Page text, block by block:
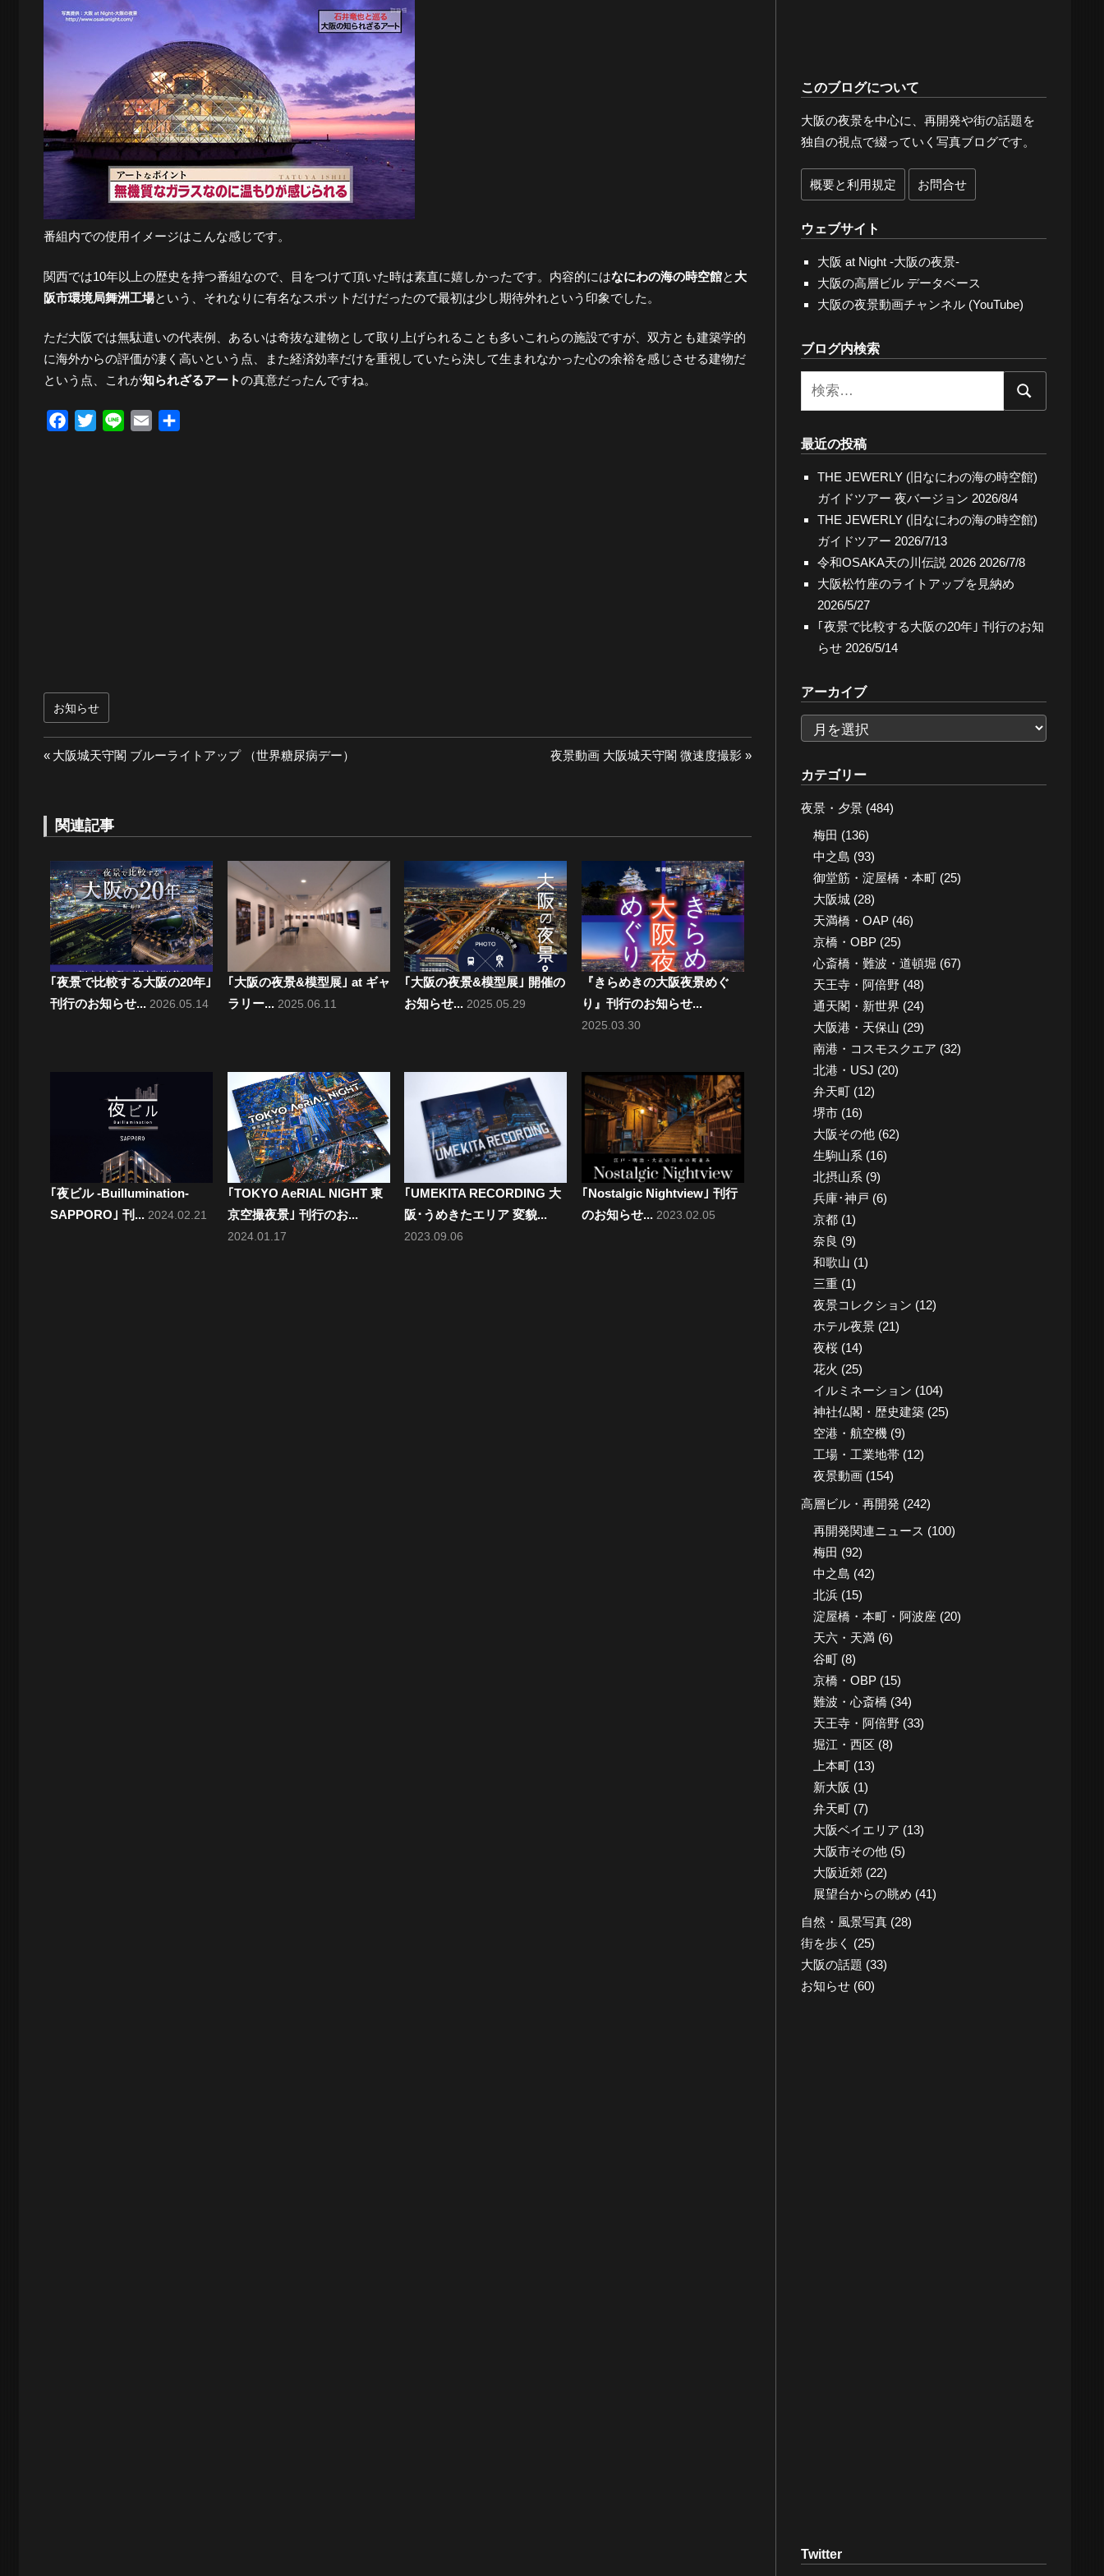
ロ
グ
-
大
阪
の
探
訪-
番組内での使用イメージはこんな感じです。
関西では10年以上の歴史を持つ番組なので、目をつけて頂いた時は素直に嬉しかったです。内容的にはなにわの海の時空館と 大
阪市環境局舞洲工場という、それなりに有名なスポットだけだったので最初は少し期待外れという印象でした。
ただ大阪では無駄遣いの代表例、あるいは奇抜な建物として取り上げられることも多いこれらの施設ですが、双方とも建築学的
に海外からの評価が凄く高いという点、また経済効率だけを重視していたら決して生まれなかった心の余裕を感じさせる建物だ
という点、これが知られざるアートの真意だったんですね。
Facebook
TwitterLine Email
お知らせ
投
ナ
ビ
ゲ
ー
シ
ョ
ン
前
稿:
大阪城天守閣 ブルーライトアップ （世界糖尿病デー）
次
夜景動画 大阪城天守閣 微速度撮影
関連記事
｢夜景で比較する大阪の20年｣
刊行のお知らせ... 2026.05.14
｢大阪の夜景&模型展｣ at ギャ
ラリー... 2025.06.11
｢大阪の夜景&模型展｣ 開催の
お知らせ... 2025.05.29
『きらめきの大阪夜景めぐ
り』刊行のお知らせ...
2025.03.30
｢夜ビル -Buillumination-
SAPPORO｣ 刊... 2024.02.21
｢TOKYO AeRIAL NIGHT 東
京空撮夜景｣ 刊行のお...
2024.01.17
｢UMEKITA RECORDING 大
阪･うめきたエリア 変貌...
2023.09.06
｢Nostalgic Nightview｣ 刊行
のお知らせ... 2023.02.05
このブログについて
大阪の夜景を中心に、再開発や街の話題を
独自の視点で綴っていく写真ブログです。
概要と利用規定 お問合せ
ウェブサイト
大阪 at Night -大阪の夜景-
大阪の高層ビル データベース
大阪の夜景動画チャンネル (YouTube)
ブログ内検索
検
最近の投稿
THE JEWERLY (旧なにわの海の時空館)
ガイドツアー 夜バージョン 2026/8/4
THE JEWERLY (旧なにわの海の時空館)
ガイドツアー 2026/7/13
令和OSAKA天の川伝説 2026 2026/7/8
大阪松竹座のライトアップを見納め
2026/5/27
｢夜景で比較する大阪の20年｣ 刊行のお知
らせ 2026/5/14
アーカイブ
ー
カ
イ
ブ
カテゴリー
夜景・夕景(484)
梅田 (136)
中之島 (93)
御堂筋・淀屋橋・本町(25)
大阪城(28)
天満橋・OAP(46)
京橋・OBP(25)
心斎橋・難波・道頓堀 (67)
天王寺・阿倍野(48)
通天閣・新世界 (24)
大阪港・天保山 (29)
南港・コスモスクエア (32)
北港・USJ (20)
弁天町(12)
堺市(16)
大阪その他(62)
生駒山系 (16)
北摂山系 (9)
兵庫･神戸 (6)
京都(1)
奈良 (9)
和歌山 (1)
三重(1)
夜景コレクション (12)
ホテル夜景(21)
夜桜(14)
花火 (25)
イルミネーション (104)
神社仏閣・歴史建築(25)
空港・航空機(9)
工場・工業地帯(12)
夜景動画(154)
高層ビル・再開発 (242)
再開発関連ニュース (100)
梅田 (92)
中之島 (42)
北浜(15)
淀屋橋・本町・阿波座 (20)
天六・天満(6)
谷町(8)
京橋・OBP(15)
難波・心斎橋(34)
天王寺・阿倍野(33)
堀江・西区 (8)
上本町(13)
新大阪 (1)
弁天町(7)
大阪ベイエリア (13)
大阪市その他(5)
大阪近郊 (22)
展望台からの眺め (41)
自然・風景写真(28)
街を歩く (25)
大阪の話題 (33)
お知らせ(60)
Twitter